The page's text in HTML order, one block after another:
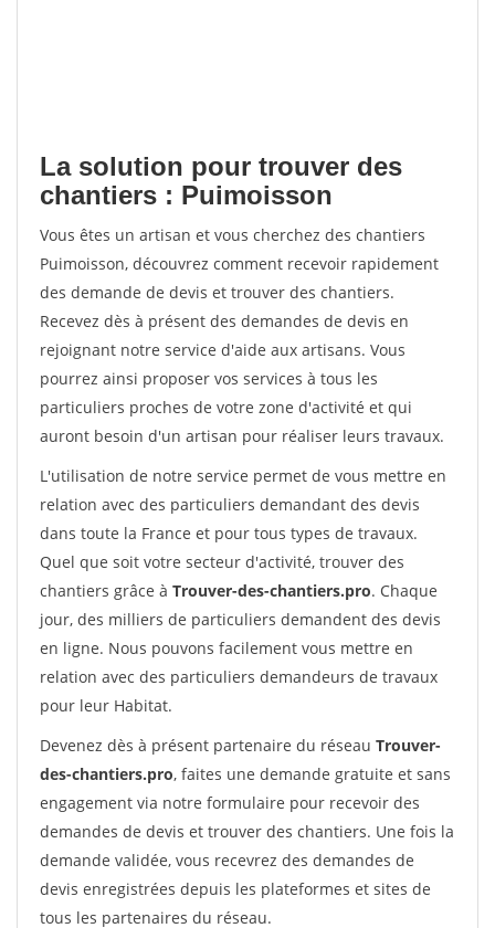
La solution pour trouver des
chantiers : Puimoisson
Vous êtes un artisan et vous cherchez des chantiers
Puimoisson, découvrez comment recevoir rapidement
des demande de devis et trouver des chantiers.
Recevez dès à présent des demandes de devis en
rejoignant notre service d'aide aux artisans. Vous
pourrez ainsi proposer vos services à tous les
particuliers proches de votre zone d'activité et qui
auront besoin d'un artisan pour réaliser leurs travaux.
L'utilisation de notre service permet de vous mettre en
relation avec des particuliers demandant des devis
dans toute la France et pour tous types de travaux.
Quel que soit votre secteur d'activité, trouver des
chantiers grâce à Trouver-des-chantiers.pro. Chaque
jour, des milliers de particuliers demandent des devis
en ligne. Nous pouvons facilement vous mettre en
relation avec des particuliers demandeurs de travaux
pour leur Habitat.
Devenez dès à présent partenaire du réseau Trouver-
des-chantiers.pro, faites une demande gratuite et sans
engagement via notre formulaire pour recevoir des
demandes de devis et trouver des chantiers. Une fois la
demande validée, vous recevrez des demandes de
devis enregistrées depuis les plateformes et sites de
tous les partenaires du réseau.